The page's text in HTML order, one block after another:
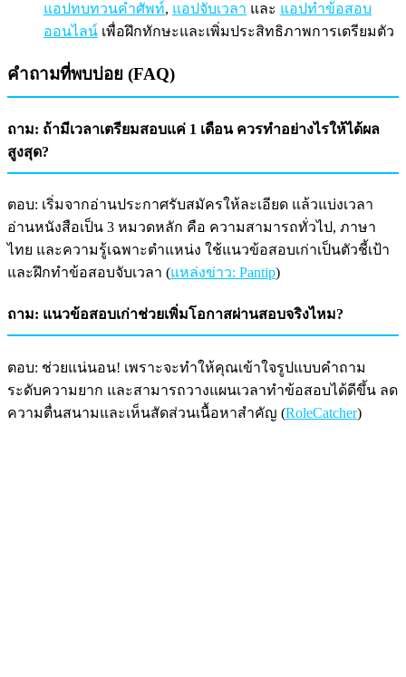
แอปทบทวนคำศัพท์, แอปจับเวลา และ แอปทำข้อสอบ
ออนไลน์ เพื่อฝึกทักษะและเพิ่มประสิทธิภาพการเตรียมตัว
คำถามที่พบบ่อย (FAQ)
ถาม: ถ้ามีเวลาเตรียมสอบแค่ 1 เดือน ควรทำอย่างไรให้ได้ผล
สูงสุด?
ตอบ: เริ่มจากอ่านประกาศรับสมัครให้ละเอียด แล้วแบ่งเวลา
อ่านหนังสือเป็น 3 หมวดหลัก คือ ความสามารถทั่วไป, ภาษา
ไทย และความรู้เฉพาะตำแหน่ง ใช้แนวข้อสอบเก่าเป็นตัวชี้เป้า
และฝึกทำข้อสอบจับเวลา (แหล่งข่าว: Pantip)
ถาม: แนวข้อสอบเก่าช่วยเพิ่มโอกาสผ่านสอบจริงไหม?
ตอบ: ช่วยแน่นอน! เพราะจะทำให้คุณเข้าใจรูปแบบคำถาม
ระดับความยาก และสามารถวางแผนเวลาทำข้อสอบได้ดีขึ้น ลด
ความตื่นสนามและเห็นสัดส่วนเนื้อหาสำคัญ (RoleCatcher)